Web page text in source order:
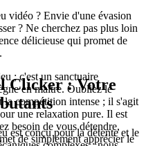
vidéo ? Envie d'une évasion
? Ne cherchez pas plus loin
délicieuse qui promet de
; c'est un sanctuaire
en maître. Oubliez le
la compétition intense ; il s'agit
une relaxation pure. Il est
besoin de vous détendre,
de simplement apprécier le
Clicker : Votre
est conçu pour la détente et le